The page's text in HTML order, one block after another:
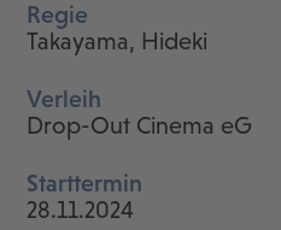
Regie
Takayama, Hideki
Verleih
Drop-Out Cinema eG
Starttermin
28.11.2024